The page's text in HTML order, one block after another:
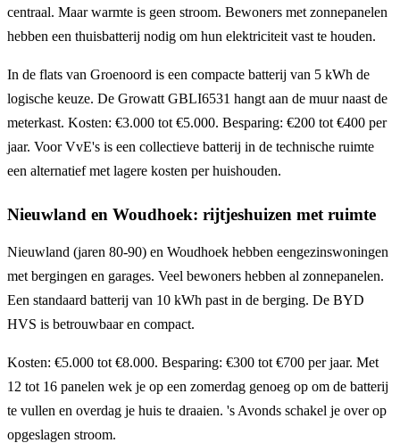
centraal. Maar warmte is geen stroom. Bewoners met zonnepanelen
hebben een thuisbatterij nodig om hun elektriciteit vast te houden.
In de flats van Groenoord is een compacte batterij van 5 kWh de
logische keuze. De Growatt GBLI6531 hangt aan de muur naast de
meterkast. Kosten: €3.000 tot €5.000. Besparing: €200 tot €400 per
jaar. Voor VvE's is een collectieve batterij in de technische ruimte
een alternatief met lagere kosten per huishouden.
Nieuwland en Woudhoek: rijtjeshuizen met ruimte
Nieuwland (jaren 80-90) en Woudhoek hebben eengezinswoningen
met bergingen en garages. Veel bewoners hebben al zonnepanelen.
Een standaard batterij van 10 kWh past in de berging. De BYD
HVS is betrouwbaar en compact.
Kosten: €5.000 tot €8.000. Besparing: €300 tot €700 per jaar. Met
12 tot 16 panelen wek je op een zomerdag genoeg op om de batterij
te vullen en overdag je huis te draaien. 's Avonds schakel je over op
opgeslagen stroom.